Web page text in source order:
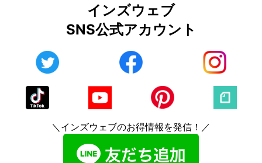
インズウェブ
SNS公式アカウント
＼インズウェブのお得情報を発信！／